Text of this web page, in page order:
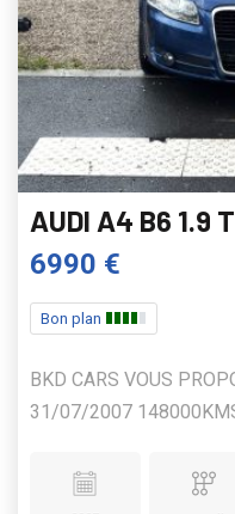
AUDI A4 B6 1.9
6990 €
Bon plan
BKD CARS VOUS
31/07/2007